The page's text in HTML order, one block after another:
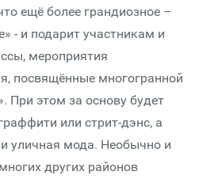
ещё более грандиозное –
- и подарит участникам и
мероприятия
посвящённые многогранной
При этом за основу будет
или стрит-дэнс, а
уличная мода. Необычно и
других районов